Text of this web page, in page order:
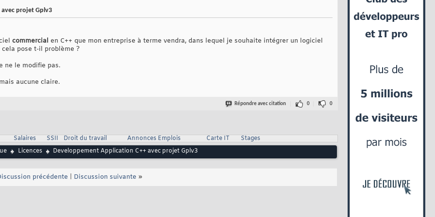
projet Gplv3
commercial en C++ que mon entreprise à terme vendra, dans lequel je souhaite intégrer un logiciel
cela pose t-il problème ?
ne le modifie pas.
aucune claire.
Répondre avec citation 0 0
Salaires SSII Droit du travail Annonces Emplois Carte IT
Stages
Licences Developpement Application C++ avec projet Gplv3
précédente Discussion suivante »